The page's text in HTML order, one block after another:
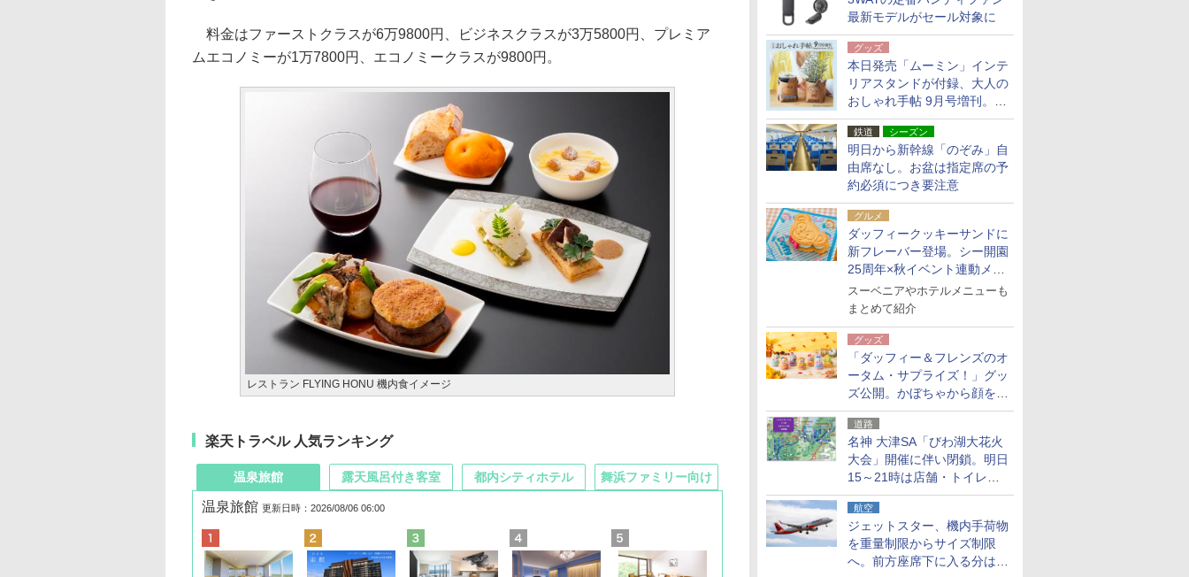
最新モデルがセール対象に
グッズ
本日発売「ムーミン」インテ
リアスタンドが付録、大人の
おしゃれ手帖 9月号増刊。レ
ザー調で高級感ある2個セッ
ト鉄道 シーズン
明日から新幹線「のぞみ」自
由席なし。お盆は指定席の予
約必須につき要注意
グルメ
ダッフィークッキーサンドに
新フレーバー登場。シー開園
25周年×秋イベント連動メニ
ュー
スーベニアやホテルメニューも
まとめて紹介
グッズ
「ダッフィー＆フレンズのオ
ータム・サプライズ！」グッ
ズ公開。かぼちゃから顔をの
ぞかせたぬいぐるみチャーム
ほか
道路
名神 大津SA「びわ湖大花火
大会」開催に伴い閉鎖。明日
15～21時は店舗・トイレ・
駐車場の利用不可
航空
ジェットスター、機内手荷物
を重量制限からサイズ制限
へ。前方座席下に入る分はす
料金はファーストクラスが6万9800円、ビジネスクラスが3万5800円、プレミア
ムエコノミーが1万7800円、エコノミークラスが9800円。
レストラン FLYING HONU 機内食イメージ
楽天トラベル 人気ランキング
温泉旅館
温泉旅館 更新日時：2026/08/06 06:00
露天風呂付き客室 都内シティホテル 舞浜ファミリー向け